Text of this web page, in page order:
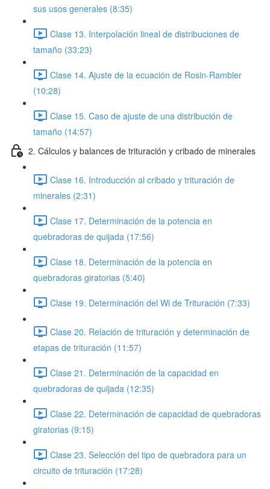
sus usos generales (8:35)
Clase 13. Interpolación lineal de distribuciones de
tamaño (33:23)
Clase 14. Ajuste de la ecuación de Rosin-Rambler
(10:28)
Clase 15. Caso de ajuste de una distribución de
tamaño (14:57)
2. Cálculos y balances de trituración y cribado de minerales
Clase 16. Introducción al cribado y trituración de
minerales (2:31)
Clase 17. Determinación de la potencia en
quebradoras de quijada (17:56)
Clase 18. Determinación de la potencia en
quebradoras giratorias (5:40)
Clase 19. Determinación del Wi de Trituración (7:33)
Clase 20. Relación de trituración y determinación de
etapas de trituración (11:57)
Clase 21. Determinación de la capacidad en
quebradoras de quijada (12:35)
Clase 22. Determinación de capacidad de quebradoras
giratorias (9:15)
Clase 23. Selección del tipo de quebradora para un
circuito de trituración (17:28)